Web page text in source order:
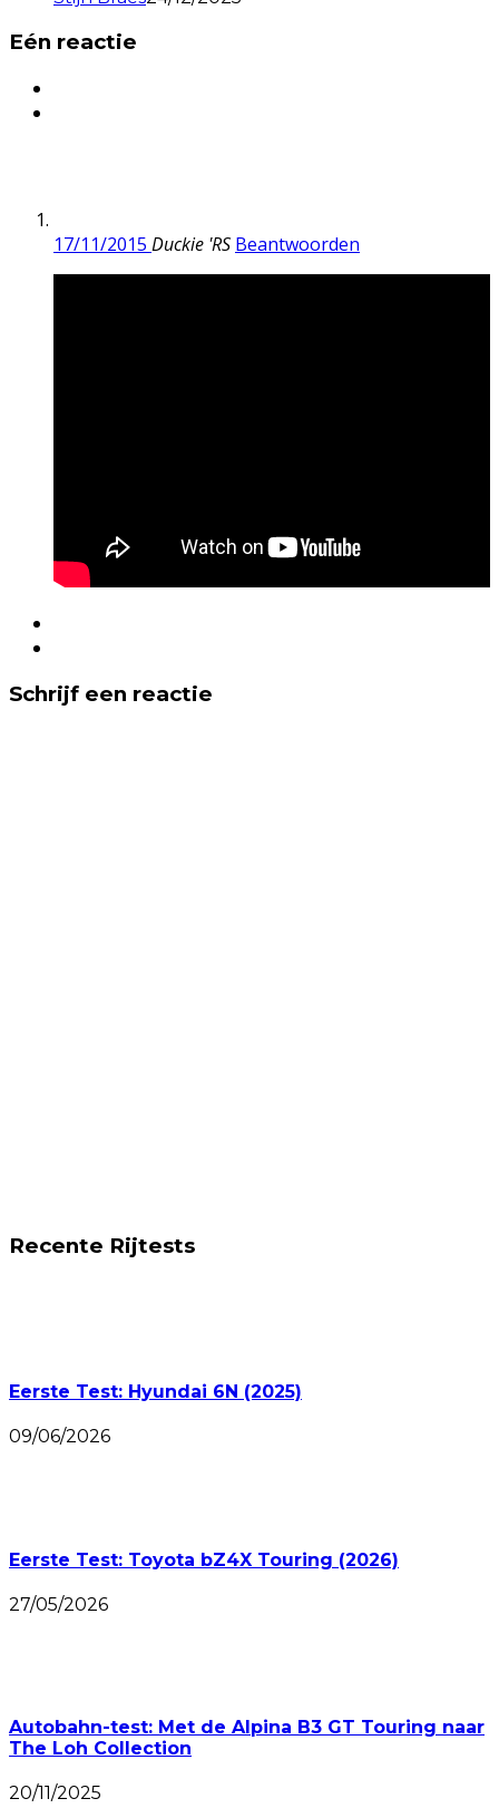
Eén reactie
17/11/2015 Duckie 'RS Beantwoorden
Schrijf een reactie
Recente Rijtests
Eerste Test: Hyundai 6N (2025)
09/06/2026
Eerste Test: Toyota bZ4X Touring (2026)
27/05/2026
Autobahn-test: Met de Alpina B3 GT Touring naar
The Loh Collection
20/11/2025